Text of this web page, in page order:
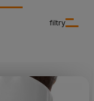
filtry